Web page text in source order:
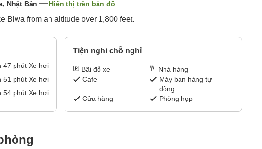
Nhật Bản Hiển thị trên bản đồ
Biwa from an altitude over 1,800 feet.
47 phútXe hơi
51 phútXe hơi
54 phútXe hơi
Tiện nghi chỗ nghỉ
Bãi đỗ xe
Nhà hàng
Cafe
Máy bán hàng tự
động
Cửa hàng
Phòng họp